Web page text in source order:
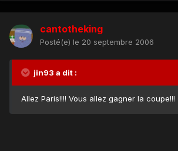
cantotheking
Posté(e) le 20 septembre 2006
jin93 a dit :
Allez Paris!!!! Vous allez gagner la coupe!!!